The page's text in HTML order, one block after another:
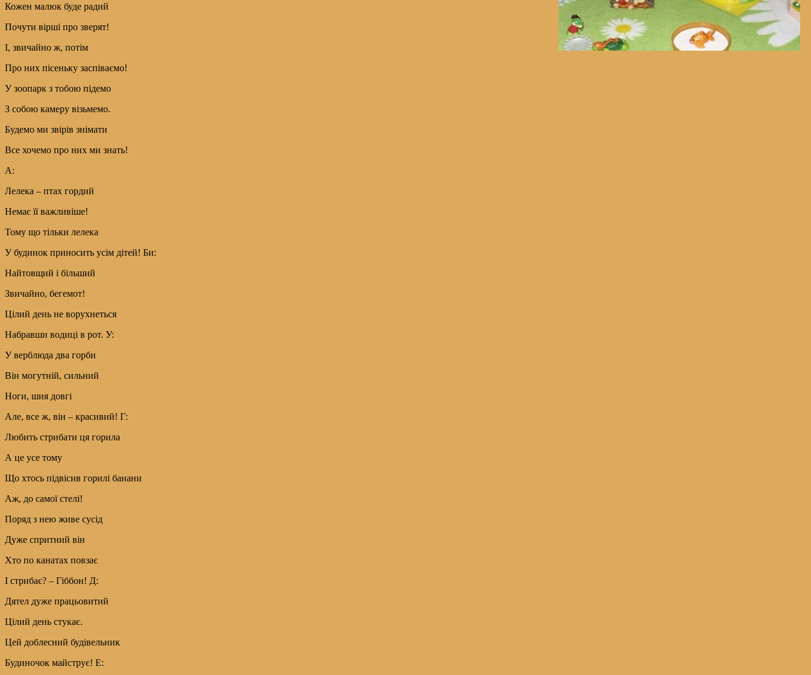
Кожен малюк буде радий
Почути вірші про зверят!
І, звичайно ж, потім
Про них пісеньку заспіваємо!
У зоопарк з тобою підемо
З собою камеру візьмемо.
Будемо ми звірів знімати
Все хочемо про них ми знать!
А:
Лелека – птах гордий
Немає її важливіше!
Тому що тільки лелека
У будинок приносить усім дітей! Би:
Найтовщий і більший
Звичайно, бегемот!
Цілий день не ворухнеться
Набравши водиці в рот. У:
У верблюда два горби
Він могутній, сильний
Ноги, шия довгі
Але, все ж, він – красивий! Г:
Любить стрибати ця горила
А це усе тому
Що хтось підвісив горилі банани
Аж, до самої стелі!
Поряд з нею живе сусід
Дуже спритний він
Хто по канатах повзає
І стрибає? – Гіббон! Д:
Дятел дуже працьовитий
Цілий день стукає.
Цей доблесний будівельник
Будиночок майструє! Е: